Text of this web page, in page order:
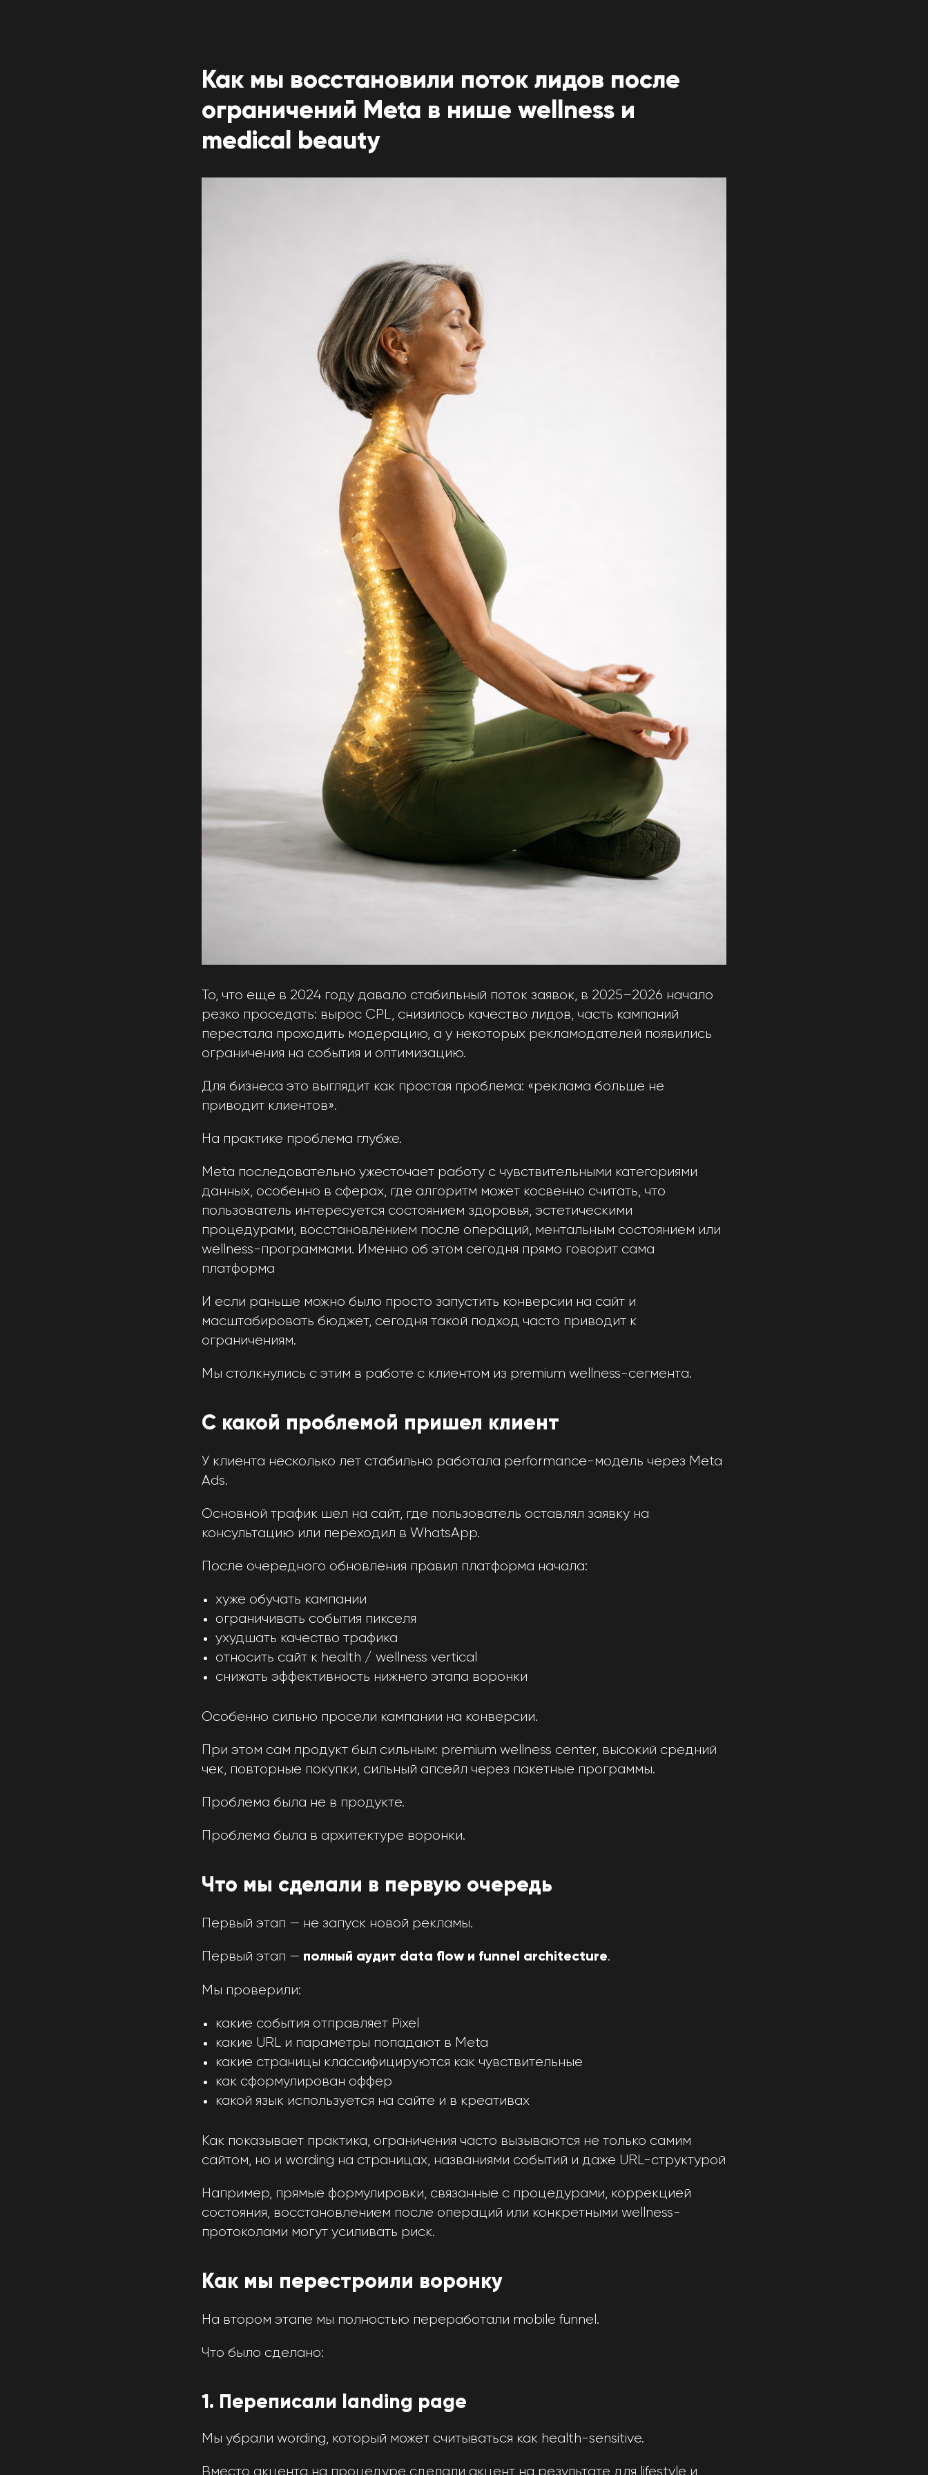
Как мы восстановили поток лидов после
ограничений Meta в нише wellness и
medical beauty
То, что еще в 2024 году давало стабильный поток заявок, в 2025–2026 начало
резко проседать: вырос CPL, снизилось качество лидов, часть кампаний
перестала проходить модерацию, а у некоторых рекламодателей появились
ограничения на события и оптимизацию.
Для бизнеса это выглядит как простая проблема: «реклама больше не
приводит клиентов».
На практике проблема глубже.
Meta последовательно ужесточает работу с чувствительными категориями
данных, особенно в сферах, где алгоритм может косвенно считать, что
пользователь интересуется состоянием здоровья, эстетическими
процедурами, восстановлением после операций, ментальным состоянием или
wellness-программами. Именно об этом сегодня прямо говорит сама
платформа
И если раньше можно было просто запустить конверсии на сайт и
масштабировать бюджет, сегодня такой подход часто приводит к
ограничениям.
Мы столкнулись с этим в работе с клиентом из premium wellness-сегмента.
С какой проблемой пришел клиент
У клиента несколько лет стабильно работала performance-модель через Meta
Ads.
Основной трафик шел на сайт, где пользователь оставлял заявку на
консультацию или переходил в WhatsApp.
После очередного обновления правил платформа начала:
хуже обучать кампании
ограничивать события пикселя
ухудшать качество трафика
относить сайт к health / wellness vertical
снижать эффективность нижнего этапа воронки
Особенно сильно просели кампании на конверсии.
При этом сам продукт был сильным: premium wellness center, высокий средний
чек, повторные покупки, сильный апсейл через пакетные программы.
Проблема была не в продукте.
Проблема была в архитектуре воронки.
Что мы сделали в первую очередь
Первый этап — не запуск новой рекламы.
Первый этап — полный аудит data flow и funnel architecture.
Мы проверили:
какие события отправляет Pixel
какие URL и параметры попадают в Meta
какие страницы классифицируются как чувствительные
как сформулирован оффер
какой язык используется на сайте и в креативах
Как показывает практика, ограничения часто вызываются не только самим
сайтом, но и wording на страницах, названиями событий и даже URL-структурой
Например, прямые формулировки, связанные с процедурами, коррекцией
состояния, восстановлением после операций или конкретными wellness-
протоколами могут усиливать риск.
Как мы перестроили воронку
На втором этапе мы полностью переработали mobile funnel.
Что было сделано:
1. Переписали landing page
Мы убрали wording, который может считываться как health-sensitive.
Вместо акцента на процедуре сделали акцент на результате для lifestyle и